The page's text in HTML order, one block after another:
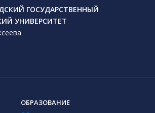
ГОСУДАРСТВЕННЫЙ
УНИВЕРСИТЕТ
ОБРАЗОВАНИЕ